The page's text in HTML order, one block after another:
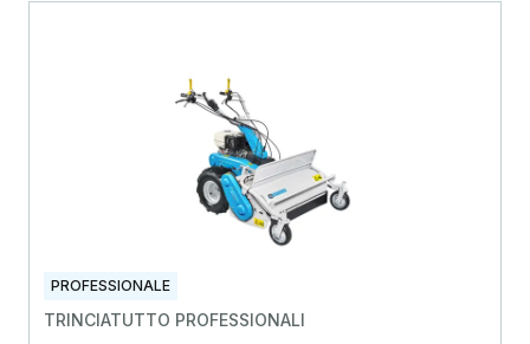
PROFESSIONALE
TRINCIATUTTO PROFESSIONALI